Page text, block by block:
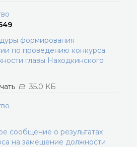
формирования
по проведению конкурса
главы Находкинского
35.0 КБ
сообщение о результатах
на замещение должности